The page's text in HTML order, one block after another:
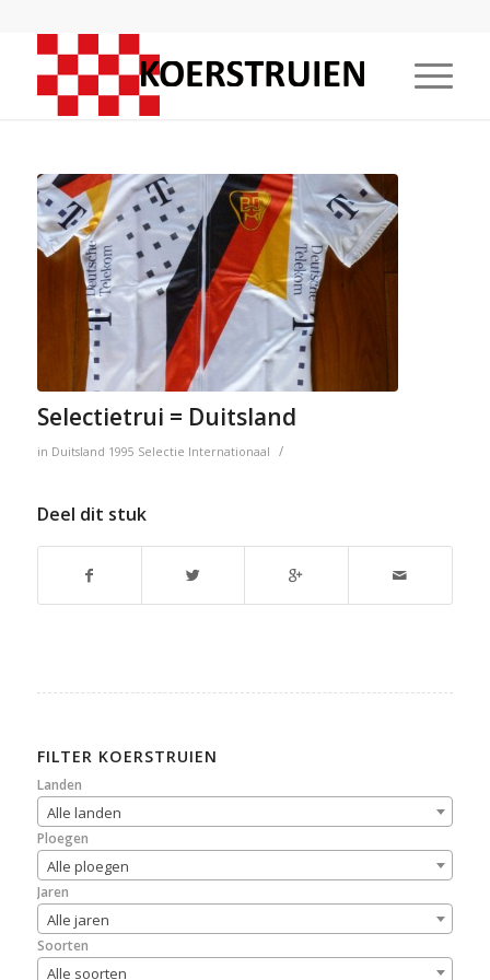
Selectietrui = Duitsland
in Duitsland 1995 Selectie Internationaal /
Deel dit stuk
FILTER KOERSTRUIEN
Landen
Alle landen
Ploegen
Alle ploegen
Jaren
Alle jaren
Soorten
Alle soorten